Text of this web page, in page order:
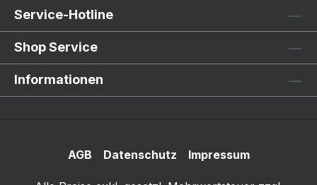
Service-Hotline
Shop Service
Informationen
AGB Datenschutz Impressum